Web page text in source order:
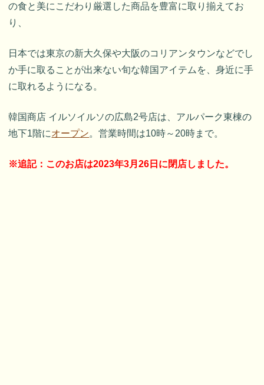
の食と美にこだわり厳選した商品を豊富に取り揃えてお
り、
日本では東京の新大久保や大阪のコリアンタウンなどでし
か手に取ることが出来ない旬な韓国アイテムを、身近に手
に取れるようになる。
韓国商店 イルソイルソの広島2号店は、アルパーク東棟の
地下1階にオープン。営業時間は10時～20時まで。
※追記：このお店は2023年3月26日に閉店しました。